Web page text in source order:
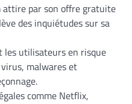
attire par son offre gratuite
des inquiétudes sur sa
les utilisateurs en risque
virus, malwares et
comme Netflix,